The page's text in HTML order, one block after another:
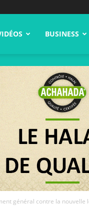
BUSINESS
général contre la nouvelle